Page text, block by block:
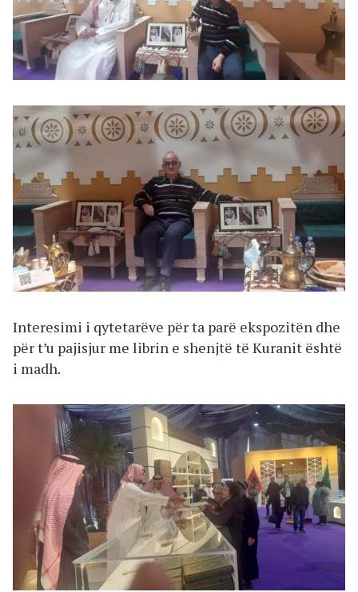
Interesimi i qytetarëve për ta parë ekspozitën dhe
për t’u pajisjur me librin e shenjtë të Kuranit është
i madh.